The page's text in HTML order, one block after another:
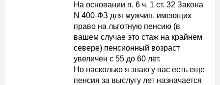
На основании п. 6 ч. 1 ст. 32 Закона
N 400-ФЗ для мужчин, имеющих
право на льготную пенсию (в
вашем случае это стаж на крайнем
севере) пенсионный возраст
увеличен с 55 до 60 лет.
Но насколько я знаю у вас есть еще
пенсия за выслугу лет назначается